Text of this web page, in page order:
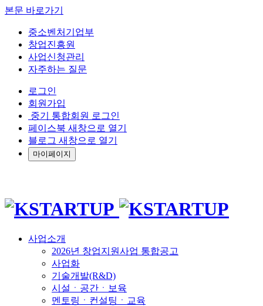
본문 바로가기
중소벤처기업부
창업진흥원
사업신청관리
자주하는 질문
로그인
회원가입
중기 통합회원 로그인
페이스북 새창으로 열기
블로그 새창으로 열기
마이페이지
사업소개
2026년 창업지원사업 통합공고
사업화
기술개발(R&D)
시설ㆍ공간ㆍ보육
멘토링ㆍ컨설팅ㆍ교육